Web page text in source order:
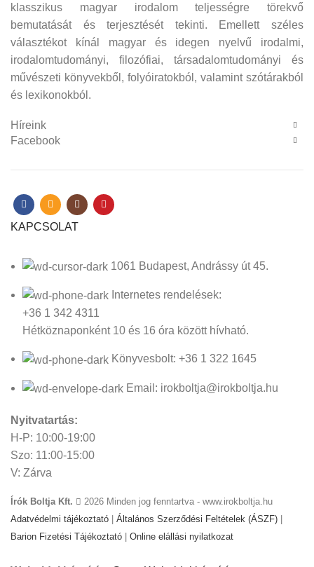
klasszikus magyar irodalom teljességre törekvő
bemutatását és terjesztését tekinti. Emellett széles
választékot kínál magyar és idegen nyelvű irodalmi,
irodalomtudományi, filozófiai, társadalomtudományi és
művészeti könyvekből, folyóiratokból, valamint szótárakból
és lexikonokból.
Híreink
Facebook
KAPCSOLAT
1061 Budapest, Andrássy út 45.
Internetes rendelések:
+36 1 342 4311
Hétköznaponként 10 és 16 óra között hívható.
Könyvesbolt: +36 1 322 1645
Email: irokboltja@irokboltja.hu
Nyitvatartás:
H-P: 10:00-19:00
Szo: 11:00-15:00
V: Zárva
Írók Boltja Kft.
2026 Minden jog fenntartva - www.irokboltja.hu
Adatvédelmi tájékoztató
Általános Szerződési Feltételek (ÁSZF)
Barion Fizetési Tájékoztató
Online elállási nyilatkozat